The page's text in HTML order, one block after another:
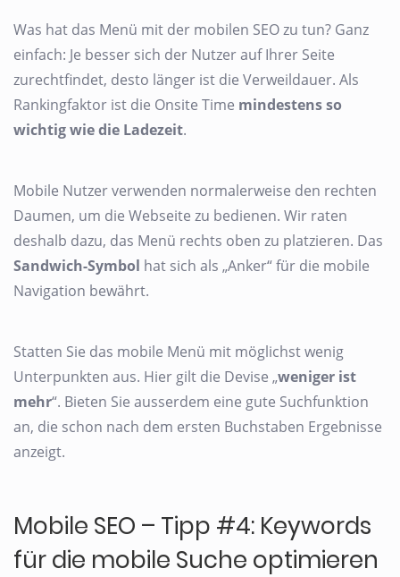
Was hat das Menü mit der mobilen SEO zu tun? Ganz
einfach: Je besser sich der Nutzer auf Ihrer Seite
zurechtfindet, desto länger ist die Verweildauer. Als
Rankingfaktor ist die Onsite Time mindestens so
wichtig wie die Ladezeit.
Mobile Nutzer verwenden normalerweise den rechten
Daumen, um die Webseite zu bedienen. Wir raten
deshalb dazu, das Menü rechts oben zu platzieren. Das
Sandwich-Symbol hat sich als „Anker“ für die mobile
Navigation bewährt.
Statten Sie das mobile Menü mit möglichst wenig
Unterpunkten aus. Hier gilt die Devise „weniger ist
mehr“. Bieten Sie ausserdem eine gute Suchfunktion
an, die schon nach dem ersten Buchstaben Ergebnisse
anzeigt.
Mobile SEO – Tipp #4: Keywords
für die mobile Suche optimieren